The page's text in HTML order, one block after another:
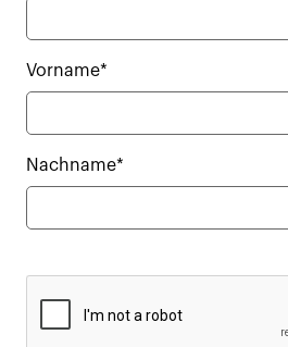
Vorname*
Nachname*